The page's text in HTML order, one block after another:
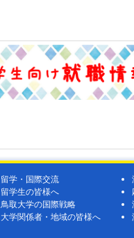
留学・国際交流
留学生の皆様へ
鳥取大学の国際戦略
大学関係者・地域の皆様へ